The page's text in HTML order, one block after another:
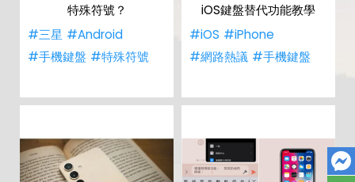
特殊符號？
#三星 #Android
#手機鍵盤 #特殊符號
iOS鍵盤替代功能教學
#iOS #iPhone
#網路熱議 #手機鍵盤